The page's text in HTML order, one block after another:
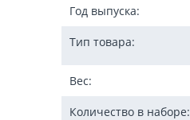
Год выпуска:
Тип товара:
Вес:
Количество в наборе: